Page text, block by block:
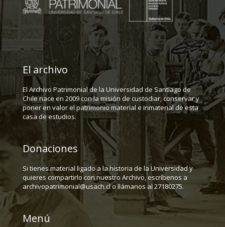
El archivo
El Archivo Patrimonial de la Universidad de Santiago de
Chile nace en 2009 con la misión de custodiar, conservar y
poner en valor el patrimonio material e inmaterial de esta
casa de estudios.
Donaciones
Si tienes material ligado a la historia de la Universidad y
quieres compartirlo con nuestro Archivo, escríbenos a
archivopatrimonial@usach.cl o llámanos al 27180275.
Menú